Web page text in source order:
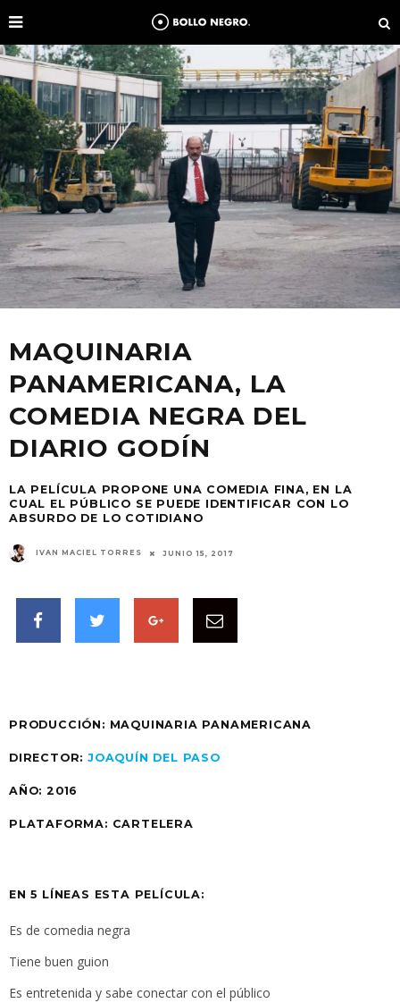
MAQUINARIA
PANAMERICANA, LA
COMEDIA NEGRA DEL
DIARIO GODÍN
LA PELÍCULA PROPONE UNA COMEDIA FINA, EN LA
CUAL EL PÚBLICO SE PUEDE IDENTIFICAR CON LO
ABSURDO DE LO COTIDIANO
IVAN MACIEL TORRES JUNIO 15, 2017
PRODUCCIÓN: MAQUINARIA PANAMERICANA
DIRECTOR:JOAQUÍN DEL PASO
AÑO: 2016
PLATAFORMA: CARTELERA
EN 5 LÍNEAS ESTA PELÍCULA:
Es de comedia negra
Tiene buen guion
Es entretenida y sabe conectar con el público